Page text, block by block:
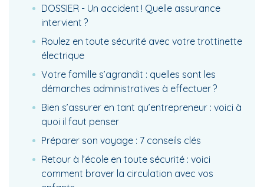
DOSSIER - Un accident ! Quelle assurance
intervient ?
Roulez en toute sécurité avec votre trottinette
électrique
Votre famille s’agrandit : quelles sont les
démarches administratives à effectuer ?
Bien s’assurer en tant qu’entrepreneur : voici à
quoi il faut penser
Préparer son voyage : 7 conseils clés
Retour à l’école en toute sécurité : voici
comment braver la circulation avec vos